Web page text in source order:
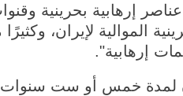
إرهابية بحرينية
الموالية لإيران،
إرهابية".
لمدة خمس أو ست